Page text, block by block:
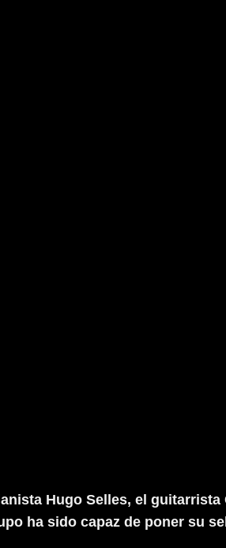
Hugo Selles, el guitarrista
ha sido capaz de poner su